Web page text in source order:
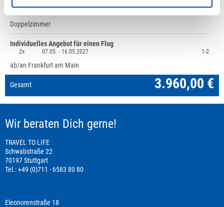
Doppelzimmer
Individuelles Angebot für einen Flug
2x 07.05. -16.05.2027 1-2
ab/an Frankfurt am Main
Gesamt 3.960,00 €
Wir beraten Dich gerne!
TRAVEL TO LIFE
Schwabstraße 22
70197 Stuttgart
Tel.: +49 (0)711 - 6583 80 80
Eleonorenstraße 18